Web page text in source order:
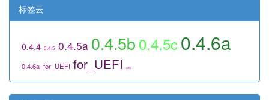
标签云
0.4.4 0.4.5 0.4.5a 0.4.5b 0.4.5c0.4.6a
0.4.6a_for_UEFI for_UEFI utils